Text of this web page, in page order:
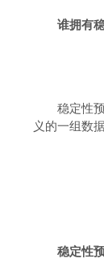
谁拥有
稳定性
义的一组数
稳定性